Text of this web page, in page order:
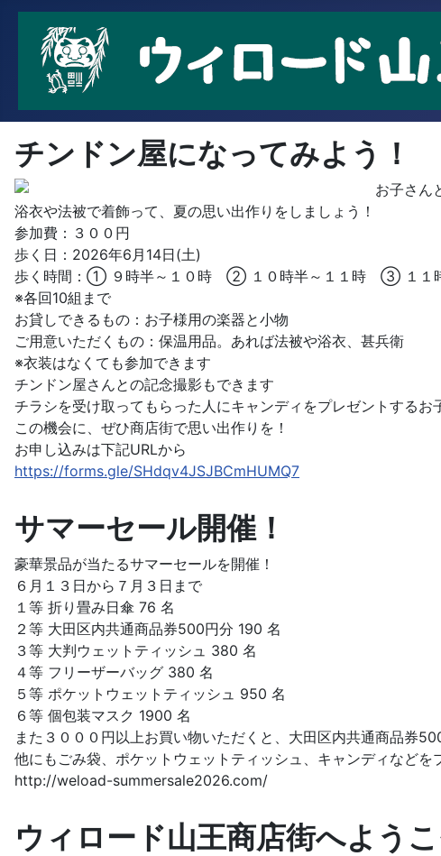
チンドン屋になってみよう！
お子さん
浴衣や法被で着飾って、夏の思い出作りをしましょう！
参加費：３００円
歩く日：2026年6月14日(土)
歩く時間：① ９時半～１０時 ② １０時半～１１時 ③ １１
※各回10組まで
お貸しできるもの：お子様用の楽器と小物
ご用意いただくもの：保温用品。あれば法被や浴衣、甚兵衛
※衣装はなくても参加できます
チンドン屋さんとの記念撮影もできます
チラシを受け取ってもらった人にキャンディをプレゼントするお
この機会に、ぜひ商店街で思い出作りを！
お申し込みは下記URLから
https://forms.gle/SHdqv4JSJBCmHUMQ7
サマーセール開催！
豪華景品が当たるサマーセールを開催！
６月１３日から７月３日まで
１等 折り畳み日傘 76 名
２等 大田区内共通商品券500円分 190 名
３等 大判ウェットティッシュ 380 名
４等 フリーザーバッグ 380 名
５等 ポケットウェットティッシュ 950 名
６等 個包装マスク 1900 名
また３０００円以上お買い物いただくと、大田区内共通商品券
他にもごみ袋、ポケットウェットティッシュ、キャンディなどを
http://weload-summersale2026.com/
ウィロード山王商店街へようこ